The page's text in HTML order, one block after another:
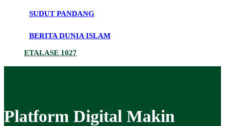
SUDUT PANDANG
BERITA DUNIA ISLAM
ETALASE 1027
Platform Digital Makin